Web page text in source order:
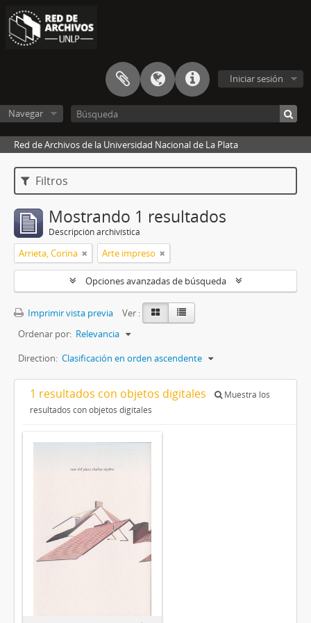
Iniciar sesión
Navegar
Red de Archivos de la Universidad Nacional de La Plata
Filtros
Mostrando 1 resultados
Descripción archivística
Arrieta, Corina Arte impreso
Opciones avanzadas de búsqueda
Imprimir vista previa
Ver :
Ordenar por: Relevancia
Direction: Clasificación en orden ascendente
1 resultados con objetos digitales
Muestra los
resultados con objetos digitales